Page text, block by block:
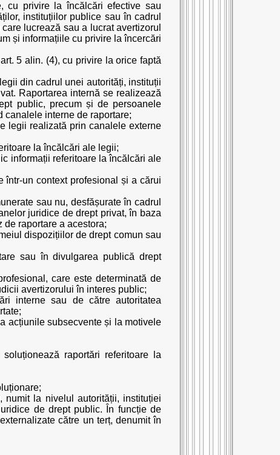
cu privire la încălcări efective sau
instituțiilor publice sau în cadrul
lucrează sau a lucrat avertizorul
și informațiile cu privire la încercări
5 alin. (4), cu privire la orice faptă
din cadrul unei autorități, instituții
Raportarea internă se realizează
public, precum și de persoanele
canalele interne de raportare;
legii realizată prin canalele externe
la încălcări ale legii;
informații referitoare la încălcări ale
un context profesional și a cărui
sau nu, desfășurate în cadrul
juridice de drept privat, în baza
raportare a acestora;
dispozițiilor de drept comun sau
sau în divulgarea publică drept
care este determinată de
avertizorului în interes public;
interne sau de către autoritatea
acțiunile subsecvente și la motivele
raportări referitoare la
la nivelul autorității, instituției
de drept public. În funcție de
către un terț, denumit în